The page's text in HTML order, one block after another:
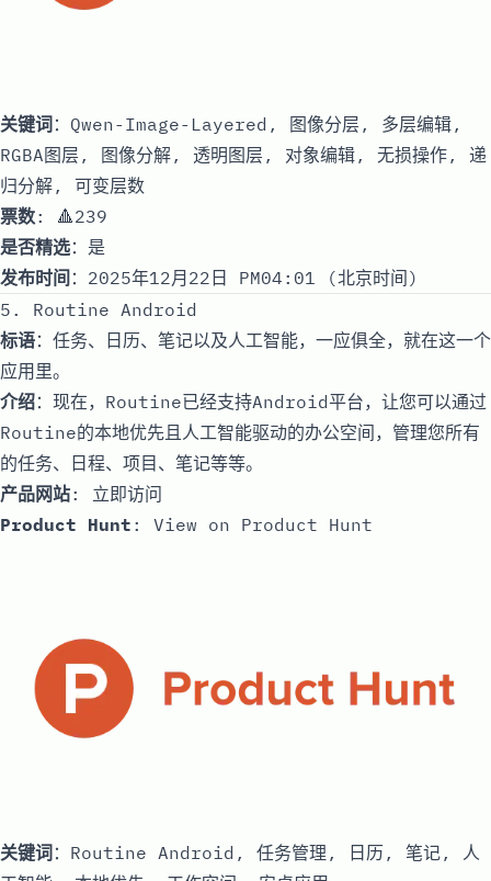
关键词 ：Qwen-Image-Layered, 图像分层, 多层编辑,
RGBA图层, 图像分解, 透明图层, 对象编辑, 无损操作, 递
归分解, 可变层数
票数: 🔺239
是否精选：是
发布时间 ：2025年12月22日 PM04:01 (北京时间)
5. Routine Android
标语：任务、日历、笔记以及人工智能，一应俱全，就在这一个
应用里。
介绍：现在，Routine已经支持Android平台，让您可以通过
Routine的本地优先且人工智能驱动的办公空间，管理您所有
的任务、日程、项目、笔记等等。
产品网站: 立即访问
Product Hunt : View on Product Hunt
关键词：Routine Android, 任务管理, 日历, 笔记, 人